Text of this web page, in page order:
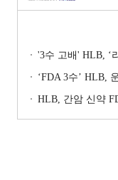
'3수 고배' HLB, ‘
‘FDA 3수’ HLB, 운명
HLB, 간암 신약